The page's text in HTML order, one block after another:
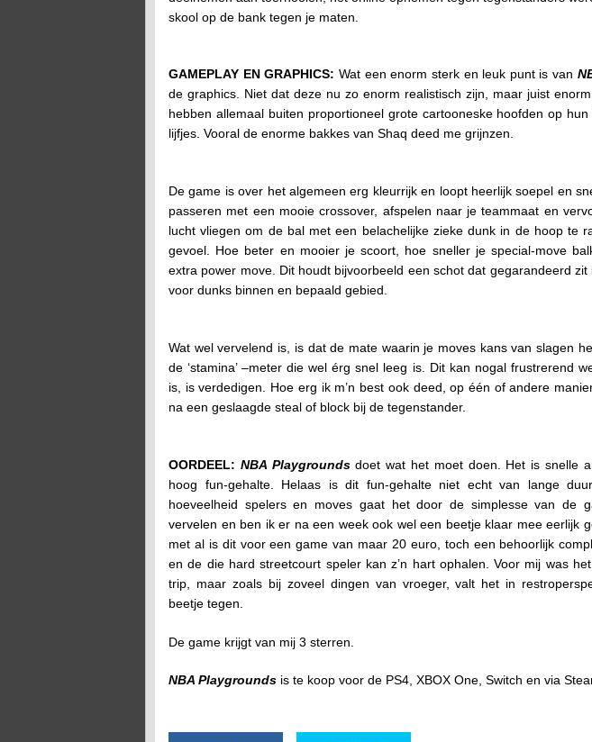
skool op de bank tegen je maten.
GAMEPLAY EN GRAPHICS: Wat een enorm sterk en leuk punt is van
de graphics. Niet dat deze nu zo enorm realistisch zijn, maar juist
hebben allemaal buiten proportioneel grote cartooneske hoofden op
lijfjes. Vooral de enorme bakkes van Shaq deed me grijnzen.
De game is over het algemeen erg kleurrijk en loopt heerlijk soepel en
passeren met een mooie crossover, afspelen naar je teammaat en
lucht vliegen om de bal met een belachelijke zieke dunk in de hoop te
gevoel. Hoe beter en mooier je scoort, hoe sneller je special-move
extra power move. Dit houdt bijvoorbeeld een schot dat gegarandeerd
voor dunks binnen en bepaald gebied.
Wat wel vervelend is, is dat de mate waarin je moves kans van slagen
de ‘stamina’ –meter die wel érg snel leeg is. Dit kan nogal frustrerend
is, is verdedigen. Hoe erg ik m’n best ook deed, op één of andere
na een geslaagde steal of block bij de tegenstander.
OORDEEL: NBA Playgroundsdoet wat het moet doen. Het is snelle
hoog fun-gehalte. Helaas is dit fun-gehalte niet echt van lange
hoeveelheid spelers en moves gaat het door de simplesse van de
vervelen en ben ik er na een week ook wel een beetje klaar mee eerlijk
met al is dit voor een game van maar 20 euro, toch een behoorlijk
en de die hard streetcourt speler kan z’n hart ophalen. Voor mij was
trip, maar zoals bij zoveel dingen van vroeger, valt het in
beetje tegen.
De game krijgt van mij 3 sterren.
NBA Playgrounds is te koop voor de PS4, XBOX One, Switch en via